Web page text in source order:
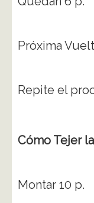
Próxima
Repite el
Cómo Tejer
Montar 10 p.